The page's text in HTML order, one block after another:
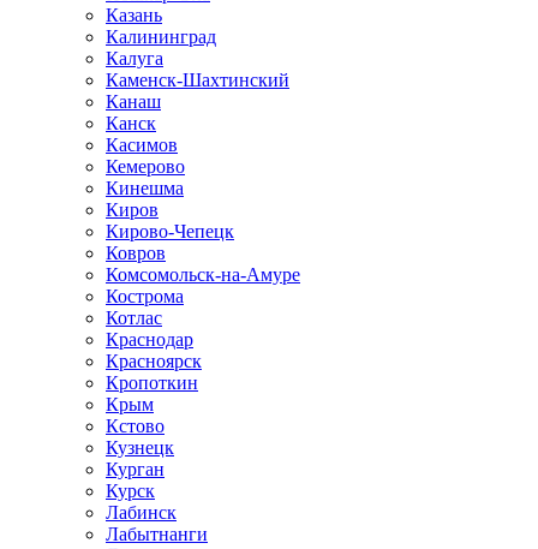
Казань
Калининград
Калуга
Каменск-Шахтинский
Канаш
Канск
Касимов
Кемерово
Кинешма
Киров
Кирово-Чепецк
Ковров
Комсомольск-на-Амуре
Кострома
Котлас
Краснодар
Красноярск
Кропоткин
Крым
Кстово
Кузнецк
Курган
Курск
Лабинск
Лабытнанги